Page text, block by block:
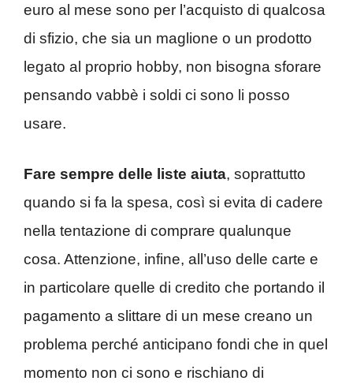
euro al mese sono per l’acquisto di qualcosa
di sfizio, che sia un maglione o un prodotto
legato al proprio hobby, non bisogna sforare
pensando vabbè i soldi ci sono li posso
usare.
Fare sempre delle liste aiuta, soprattutto
quando si fa la spesa, così si evita di cadere
nella tentazione di comprare qualunque
cosa. Attenzione, infine, all’uso delle carte e
in particolare quelle di credito che portando il
pagamento a slittare di un mese creano un
problema perché anticipano fondi che in quel
momento non ci sono e rischiano di